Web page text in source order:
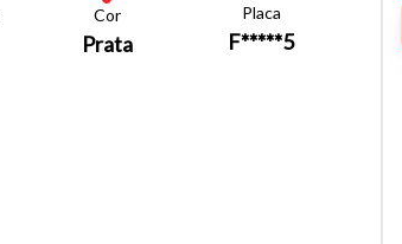
Cor
Prata
Placa
F*****5